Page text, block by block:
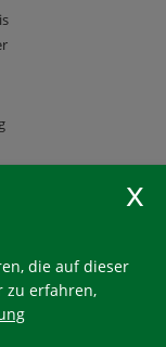
Nutzung muss
die auf dieser
zu erfahren,